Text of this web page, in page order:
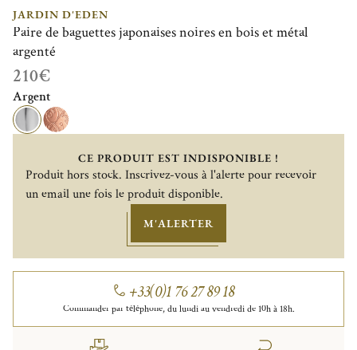
JARDIN D'EDEN
Paire de baguettes japonaises noires en bois et métal
argenté
210€
Argent
CE PRODUIT EST INDISPONIBLE !
Produit hors stock. Inscrivez-vous à l'alerte pour recevoir
un email une fois le produit disponible.
M'ALERTER
+33(0)1 76 27 89 18
Commander par téléphone, du lundi au vendredi de 10h à 18h.